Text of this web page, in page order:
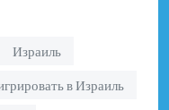
Израиль
в Израиль